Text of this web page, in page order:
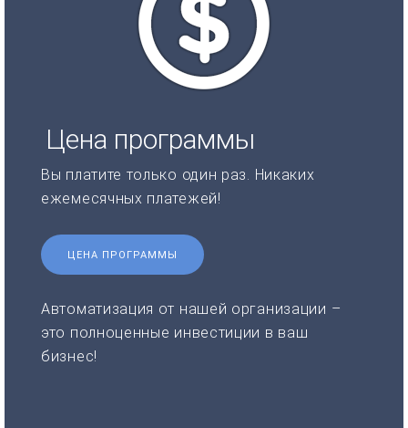
Цена программы
Вы платите только один раз. Никаких
ежемесячных платежей!
ЦЕНА ПРОГРАММЫ
Автоматизация от нашей организации –
это полноценные инвестиции в ваш
бизнес!